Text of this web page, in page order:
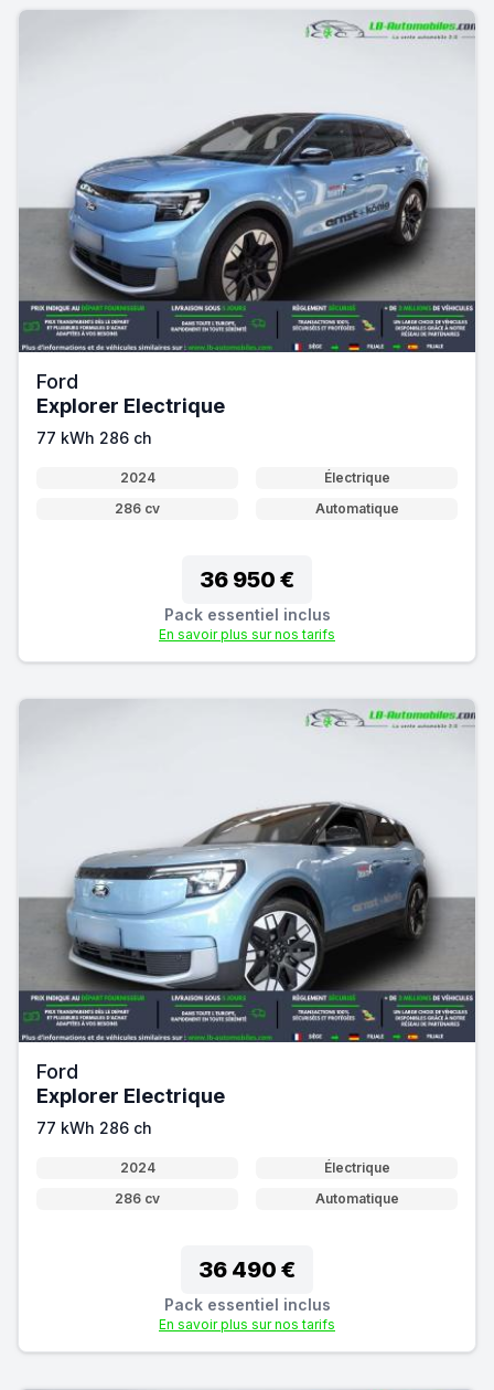
Ford
Explorer Electrique
77 kWh 286 ch
2024
Électrique
286 cv
Automatique
36 950 €
Pack essentiel inclus
En savoir plus sur nos tarifs
Ford
Explorer Electrique
77 kWh 286 ch
2024
Électrique
286 cv
Automatique
36 490 €
Pack essentiel inclus
En savoir plus sur nos tarifs